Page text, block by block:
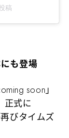
稿
も登場
soon」
正式に
びタイムズ